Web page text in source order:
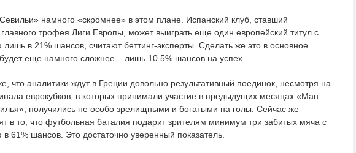
намного «скромнее» в этом плане. Испанский клуб, ставший
трофея Лиги Европы, может выиграть еще один европейский титул с
лишь в 21% шансов, считают беттинг-эксперты. Сделать же это в основное
еще намного сложнее – лишь 10.5% шансов на успех.
что аналитики ждут в Греции довольно результативный поединок, несмотря на
еврокубков, в которых принимали участие в предыдущих месяцах «Ман
получились не особо зрелищными и богатыми на голы. Сейчас же
в то, что футбольная баталия подарит зрителям минимум три забитых мяча с
в 61% шансов. Это достаточно уверенный показатель.